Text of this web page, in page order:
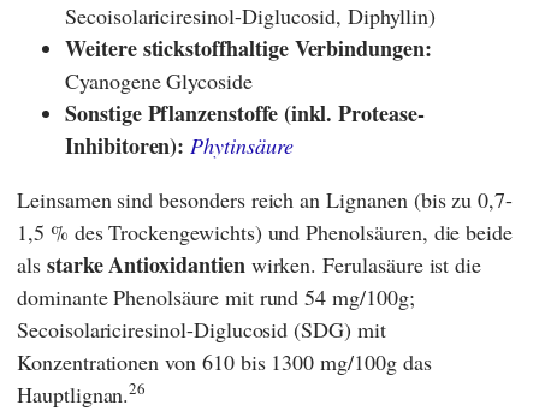
Secoisolariciresinol-Diglucosid, Diphyllin)
Weitere stickstoffhaltige Verbindungen:
Cyanogene Glycoside
Sonstige Pflanzenstoffe (inkl. Protease-
Inhibitoren): Phytinsäure
Leinsamen sind besonders reich an Lignanen (bis zu 0,7-
1,5 % des Trockengewichts) und Phenolsäuren, die beide
als starke Antioxidantienwirken. Ferulasäure ist die
dominante Phenolsäure mit rund 54 mg/100g;
Secoisolariciresinol-Diglucosid (SDG) mit
Konzentrationen von 610 bis 1300 mg/100g das
Hauptlignan.26